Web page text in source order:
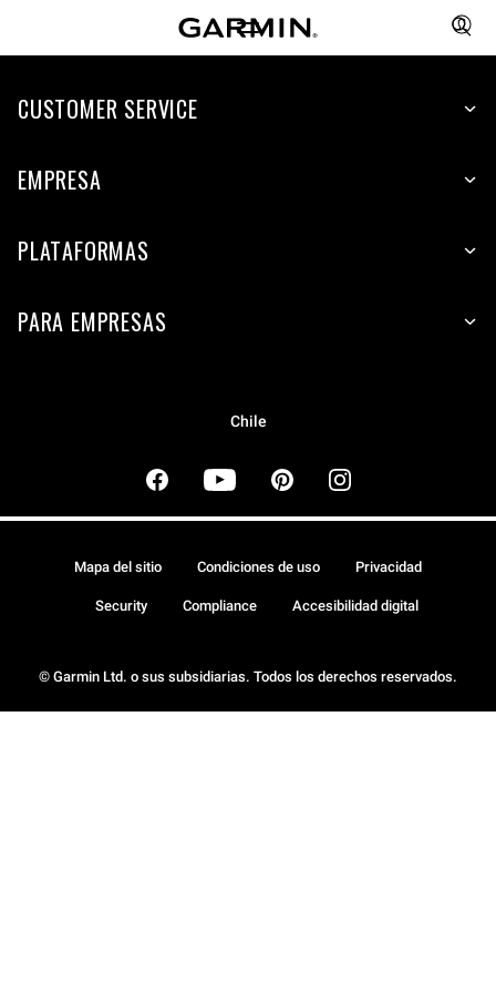
CUSTOMER SERVICE
EMPRESA
PLATAFORMAS
PARA EMPRESAS
Chile
© Garmin Ltd. o sus subsidiarias. Todos los derechos reservados.
Mapa del sitio Condiciones de uso Privacidad
Security Compliance Accesibilidad digital